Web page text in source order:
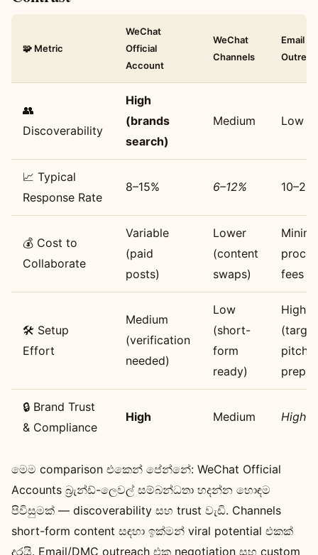
🧩 Metric
WeChat
Official
Account
WeChat
Channels
Email /
👥
Discoverability
High
(brands
search)
Medium Low
📈 Typical
Response Rate
8–15% 6–12%
💰 Cost to
Collaborate
Variable
(paid
posts)
Lower
(content
swaps)
fees
🛠️ Setup
Effort
Medium
(verification
needed)
Low
(short-
form
ready)
High
pitch
prep)
🔒 Brand Trust
& Compliance
High Medium High
මෙම comparison එකෙන් පේන්නේ: WeChat Official
Accounts බ්‍රැන්ඩ්-ලෙවල් සම්බන්ධතා හදන්න හොඳම
පිවිසුමක් — discoverability සහ trust වැඩි. Channels
short-form content සඳහා ඉක්මන් viral potential එකක්
දරයි. Email/DMC outreach එක negotiation සහ custom